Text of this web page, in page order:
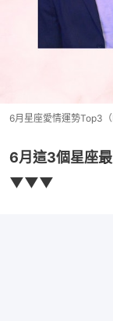
6月星座愛情運勢Top3
6月這3個星座最
▼▼▼